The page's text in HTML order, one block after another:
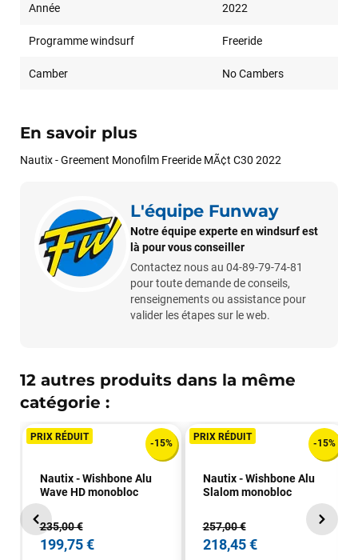
Année 2022
Programme windsurf Freeride
Camber No Cambers
En savoir plus
Nautix - Greement Monofilm Freeride MÃ¢t C30 2022
L'équipe Funway
Notre équipe experte en windsurf est
là pour vous conseiller
Contactez nous au 04-89-79-74-81
pour toute demande de conseils,
renseignements ou assistance pour
valider les étapes sur le web.
12 autres produits dans la même
catégorie :
PRIX RÉDUIT
-15%
Nautix - Wishbone Alu
Wave HD monobloc
235,00 €
199,75 €
PRIX RÉDUIT
-15%
Nautix - Wishbone Alu
Slalom monobloc
257,00 €
218,45 €
François
commande validée, le magasin m’a appelé pour confirmer
avec moi les caractéristiques des équipements, me conseiller
sur le matériel à choisir, et m’a même offert du matériel en
plus. Niveau réactivité, c’est au top : la commande est partie
le lendemain, et j’ai bien reçu tout le matériel dans un colis
propre et soigné. Plus qu’à tester ça sur l’eau ! Je
recommande vivement ce magasin pour son
professionnalisme et sa réactivité.